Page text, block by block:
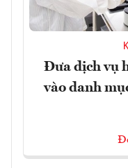
Đưa dịch vụ
vào danh